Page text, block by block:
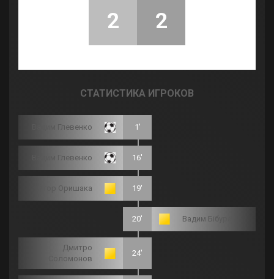
2 2
СТАТИСТИКА ИГРОКОВ
Вадим Глевенко 1'
Вадим Глевенко 16'
Ігор Оришака 19'
20' Вадим Бібура
Дмитро
Соломонов
24'